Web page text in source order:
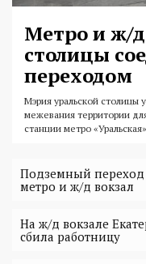
Метро и ж/д
столицы
переходом
Мэрия уральской столицы
межевания территории
станции метро
Подземный переход
метро и ж/д вокзал
На ж/д вокзале
сбила работницу